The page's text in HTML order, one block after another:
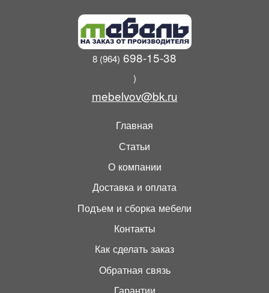
8 (964) 698-15-38
)
mebelvov@bk.ru
Главная
Статьи
О компании
Доставка и оплата
Подъем и сборка мебели
Контакты
Как сделать заказ
Обратная связь
Гарантии